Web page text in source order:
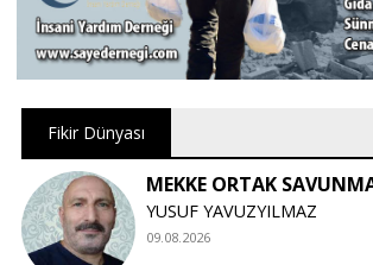
Fikir Dünyası
MEKKE ORTAK
YUSUF YAVUZYILMAZ
09.08.2026